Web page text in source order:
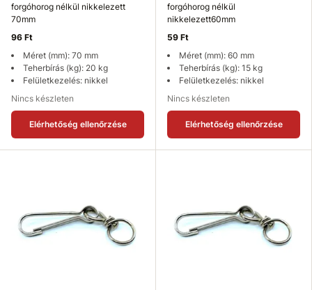
forgóhorog nélkül nikkelezett
70mm
96 Ft
Méret (mm): 70 mm
Teherbírás (kg): 20 kg
Felületkezelés: nikkel
Nincs készleten
Elérhetőség ellenőrzése
forgóhorog nélkül
nikkelezett60mm
59 Ft
Méret (mm): 60 mm
Teherbírás (kg): 15 kg
Felületkezelés: nikkel
Nincs készleten
Elérhetőség ellenőrzése